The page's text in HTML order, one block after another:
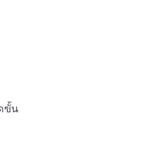
ขั้น